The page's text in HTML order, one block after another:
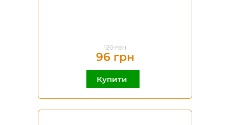
120 грн
96 грн
Купити